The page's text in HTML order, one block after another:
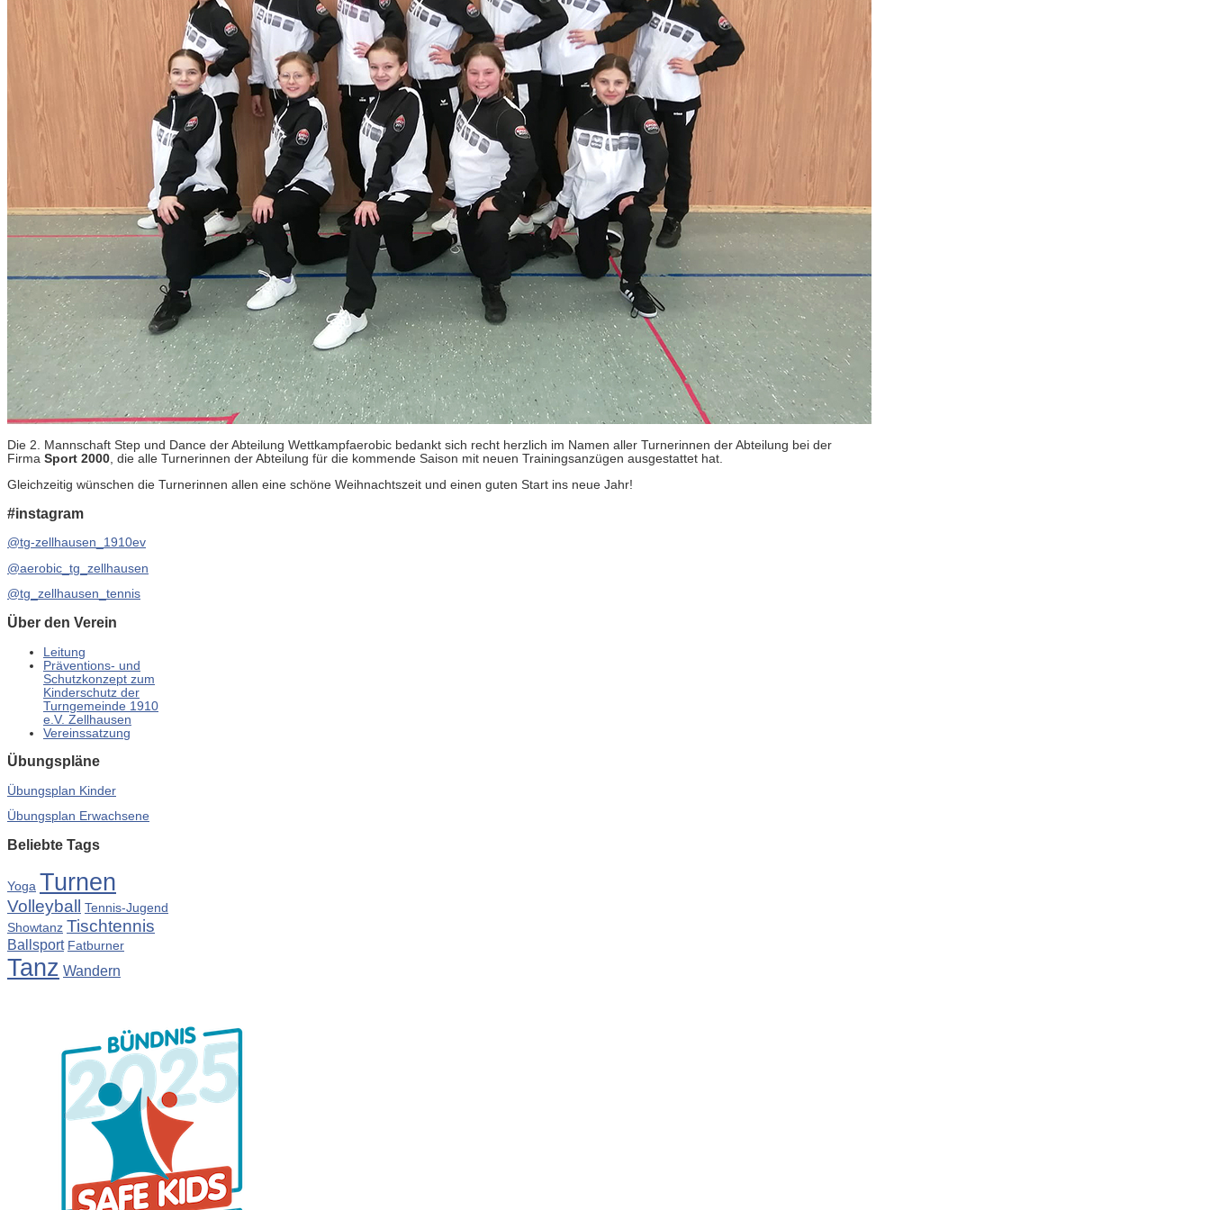
Die 2. Mannschaft Step und Dance der Abteilung Wettkampfaerobic bedankt sich recht herzlich im Namen aller Turnerinnen der Abteilung bei der
Firma Sport 2000, die alle Turnerinnen der Abteilung für die kommende Saison mit neuen Trainingsanzügen ausgestattet hat.
Gleichzeitig wünschen die Turnerinnen allen eine schöne Weihnachtszeit und einen guten Start ins neue Jahr!
#instagram
@tg-zellhausen_1910ev
@aerobic_tg_zellhausen
@tg_zellhausen_tennis
Über den Verein
Leitung
Präventions- und
Schutzkonzept zum
Kinderschutz der
Turngemeinde 1910
e.V. Zellhausen
Vereinssatzung
Übungspläne
Übungsplan Kinder
Übungsplan Erwachsene
Beliebte Tags
Yoga Turnen
Volleyball Tennis-Jugend
Showtanz Tischtennis
Ballsport Fatburner
Tanz Wandern